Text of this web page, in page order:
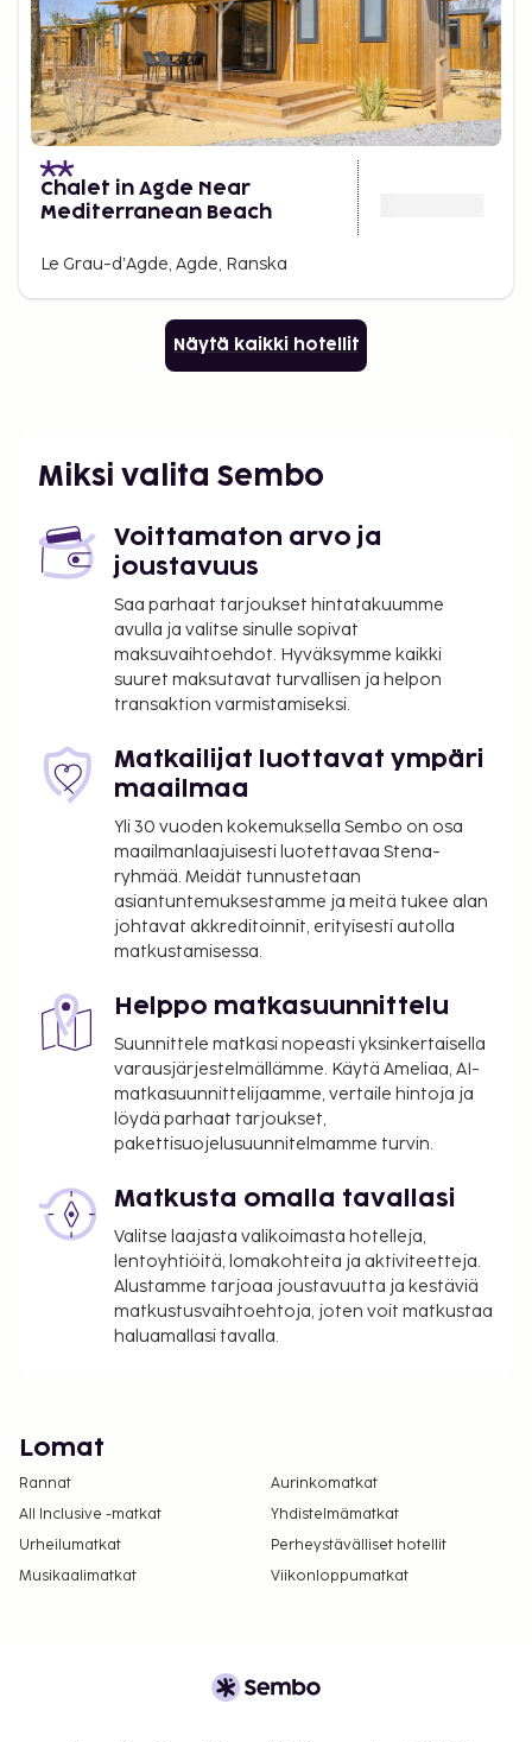
Chalet in Agde Near
Mediterranean Beach
Le Grau-dʼAgde, Agde, Ranska
Näytä kaikki hotellit
Miksi valita Sembo
Voittamaton arvo ja
joustavuus
Saa parhaat tarjoukset hintatakuumme
avulla ja valitse sinulle sopivat
maksuvaihtoehdot. Hyväksymme kaikki
suuret maksutavat turvallisen ja helpon
transaktion varmistamiseksi.
Matkailijat luottavat ympäri
maailmaa
Yli 30 vuoden kokemuksella Sembo on osa
maailmanlaajuisesti luotettavaa Stena-
ryhmää. Meidät tunnustetaan
asiantuntemuksestamme ja meitä tukee alan
johtavat akkreditoinnit, erityisesti autolla
matkustamisessa.
Helppo matkasuunnittelu
Suunnittele matkasi nopeasti yksinkertaisella
varausjärjestelmällämme. Käytä Ameliaa, AI-
matkasuunnittelijaamme, vertaile hintoja ja
löydä parhaat tarjoukset,
pakettisuojelusuunnitelmamme turvin.
Matkusta omalla tavallasi
Valitse laajasta valikoimasta hotelleja,
lentoyhtiöitä, lomakohteita ja aktiviteetteja.
Alustamme tarjoaa joustavuutta ja kestäviä
matkustusvaihtoehtoja, joten voit matkustaa
haluamallasi tavalla.
Lomat
Rannat
Aurinkomatkat
All Inclusive -matkat
Yhdistelmämatkat
Urheilumatkat
Perheystävälliset hotellit
Musikaalimatkat
Viikonloppumatkat